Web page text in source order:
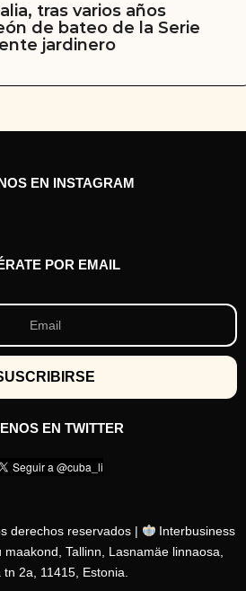
tras varios años
de bateo de la Serie
jardinero
EN INSTAGRAM
POR EMAIL
EN TWITTER
derechos reservados |
Interbusiness
maakond, Tallinn, Lasnamäe linnaosa,
tn 2a, 11415, Estonia.